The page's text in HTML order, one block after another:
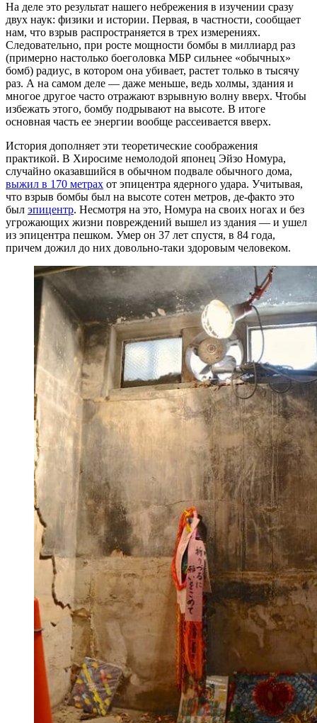
На деле это результат нашего небрежения в изучении сразу
двух наук: физики и истории. Первая, в частности, сообщает
нам, что взрыв распространяется в трех измерениях.
Следовательно, при росте мощности бомбы в миллиард раз
(примерно настолько боеголовка МБР сильнее «обычных»
бомб) радиус, в котором она убивает, растет только в тысячу
раз. А на самом деле — даже меньше, ведь холмы, здания и
многое другое часто отражают взрывную волну вверх. Чтобы
избежать этого, бомбу подрывают на высоте. В итоге
основная часть ее энергии вообще рассеивается вверх.
История дополняет эти теоретические соображения
практикой. В Хиросиме немолодой японец Эйзо Номура,
случайно оказавшийся в обычном подвале обычного дома,
выжил в 170 метрах от эпицентра ядерного удара. Учитывая,
что взрыв бомбы был на высоте сотен метров, де-факто это
был эпицентр. Несмотря на это, Номура на своих ногах и без
угрожающих жизни повреждений вышел из здания — и ушел
из эпицентра пешком. Умер он 37 лет спустя, в 84 года,
причем дожил до них довольно-таки здоровым человеком.